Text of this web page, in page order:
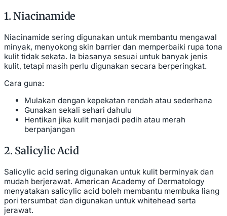
1. Niacinamide
Niacinamide sering digunakan untuk membantu mengawal
minyak, menyokong skin barrier dan memperbaiki rupa tona
kulit tidak sekata. Ia biasanya sesuai untuk banyak jenis
kulit, tetapi masih perlu digunakan secara berperingkat.
Cara guna:
Mulakan dengan kepekatan rendah atau sederhana
Gunakan sekali sehari dahulu
Hentikan jika kulit menjadi pedih atau merah
berpanjangan
2. Salicylic Acid
Salicylic acid sering digunakan untuk kulit berminyak dan
mudah berjerawat. American Academy of Dermatology
menyatakan salicylic acid boleh membantu membuka liang
pori tersumbat dan digunakan untuk whitehead serta
jerawat.